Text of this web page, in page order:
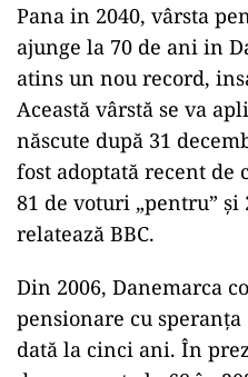
Pana in 2040, vârsta
ajunge la 70 de ani in
atins un nou record,
Această vârstă se va
născute după 31
fost adoptată recent de
81 de voturi „pentru” și
relatează BBC.